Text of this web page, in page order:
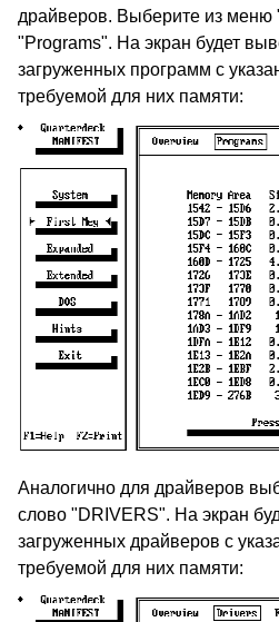
драйверов. Выберите из меню
"Programs". На экран будет
загруженных программ с
требуемой для них памяти:
Аналогично для драйверов
слово "DRIVERS". На экран
загруженных драйверов с
требуемой для них памяти: